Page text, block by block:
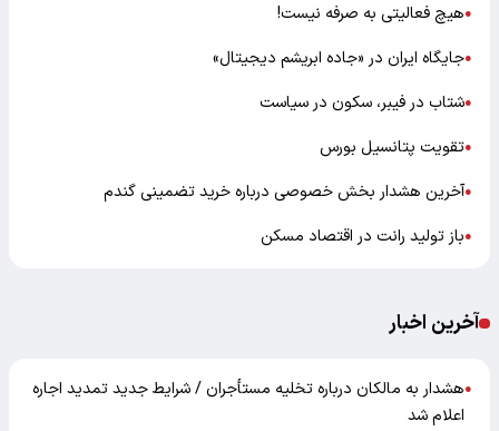
●هیچ فعالیتی به صرفه نیست!
●جایگاه ایران در «جاده ابریشم دیجیتال»
●شتاب در فیبر، سکون در سیاست
●تقویت پتانسیل بورس
●آخرین هشدار بخش خصوصی درباره خرید تضمینی گندم
●باز تولید رانت در اقتصاد مسکن
آخرین اخبار
●هشدار به مالکان درباره تخلیه مستأجران / شرایط جدید تمدید اجاره
اعلام شد